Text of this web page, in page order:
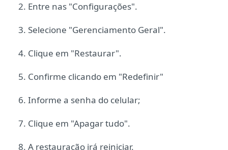
Entre nas "Configurações".
Selecione "Gerenciamento Geral".
Clique em "Restaurar".
Confirme clicando em "Redefinir"
Informe a senha do celular;
Clique em "Apagar tudo".
A restauração irá reiniciar.